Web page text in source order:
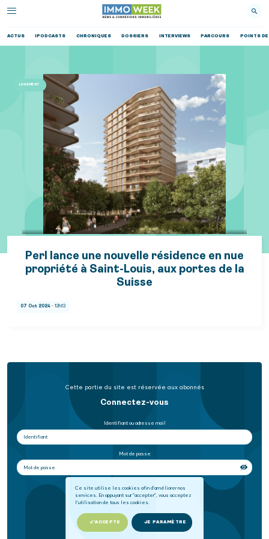
ACTUS IPODCASTS CHRONIQUES DOSSIERS INTERVIEWS PARCOURS POINTS DE
Ce site utilise les cookies afin d'améliorer nos
services. En appuyant sur "accepter", vous acceptez
l'utilisation de tous les cookies.
J'ACCEPTE JE PARAMÈTRE
LOGEMENT
Perl lance une nouvelle résidence en nue
propriété à Saint-Louis, aux portes de la
Suisse
07 Oct 2024 - 12h13
Cette partie du site est réservée aux abonnés
Connectez-vous
Identifiant ou adresse mail
Mot de passe
Mot de passe oublié